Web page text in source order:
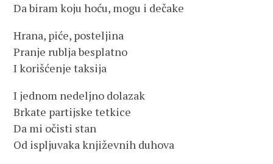
Da biram koju hoću, mogu i dečake
Hrana, piće, posteljina
Pranje rublja besplatno
I korišćenje taksija
I jednom nedeljno dolazak
Brkate partijske tetkice
Da mi očisti stan
Od ispljuvaka književnih duhova